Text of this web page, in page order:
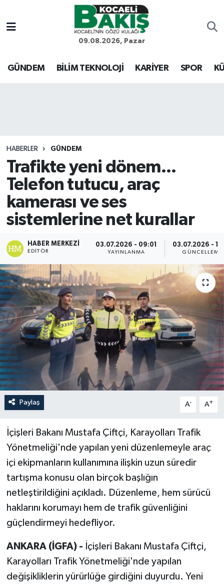
09.08.2026, Pazar
GÜNDEM BİLİM TEKNOLOJİ KARİYER SPOR
HABERLER GÜNDEM
Trafikte yeni dönem...
Telefon tutucu, araç
kamerası ve ses
sistemlerine net kurallar
HABER MERKEZI
EDITÖR
03.07.2026 - 09:01
YAYINLANMA
03.07.2026 -
GÜNCELLEME
Paylaş A- A+
İçişleri Bakanı Mustafa Çiftçi, Karayolları Trafik
Yönetmeliği'nde yapılan yeni düzenlemeyle araç
içi ekipmanların kullanımına ilişkin uzun süredir
tartışma konusu olan birçok başlığın
netleştirildiğini açıkladı. Düzenleme, hem sürücü
haklarını korumayı hem de trafik güvenliğini
güçlendirmeyi hedefliyor.
ANKARA (İGFA) - İçişleri Bakanı Mustafa Çiftçi,
Karayolları Trafik Yönetmeliği'nde yapılan
değişikliklerin yürürlüğe girdiğini duyurdu. Yeni
Kocaeli Nöbetçi Eczaneler
Kocaeli Hava Durumu
Son Dakika Haberleri
Haber Arşivi